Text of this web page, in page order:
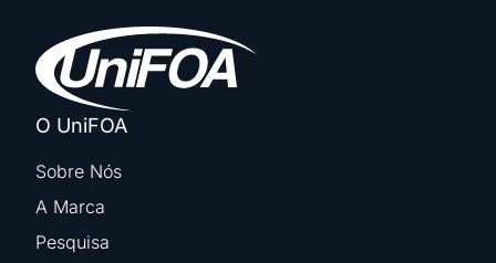
O UniFOA
Sobre Nós
A Marca
Pesquisa